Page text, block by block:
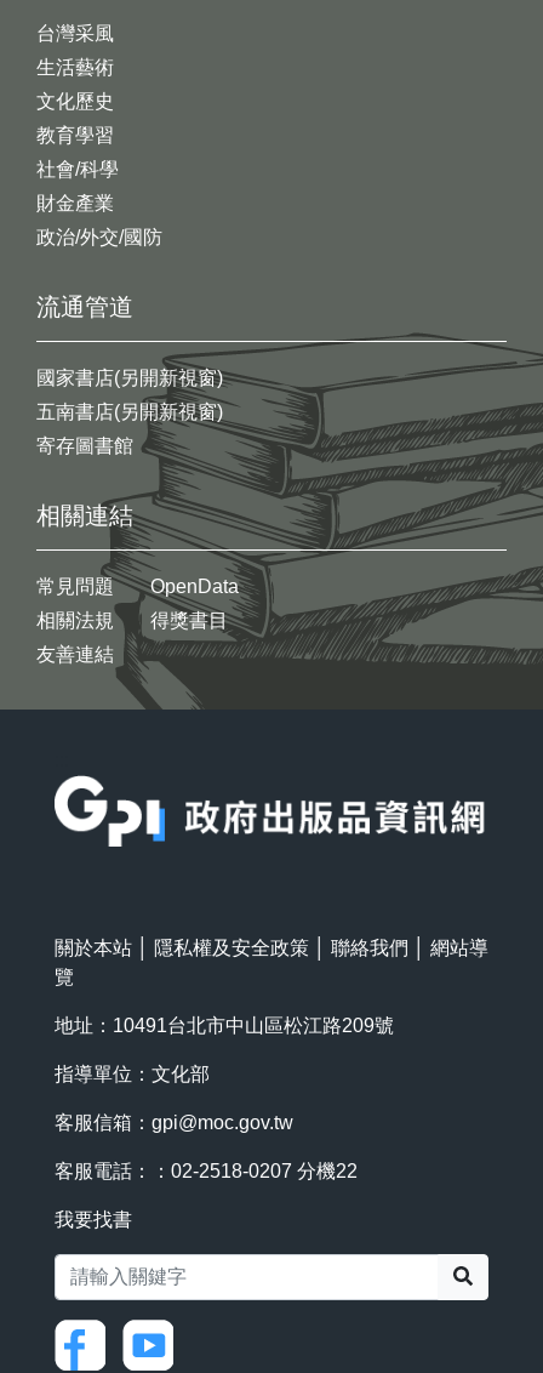
台灣采風
生活藝術
文化歷史
教育學習
社會/科學
財金產業
政治/外交/國防
流通管道
國家書店(另開新視窗)
五南書店(另開新視窗)
寄存圖書館
相關連結
常見問題
相關法規
友善連結
OpenData
得獎書目
關於本站 隱私權及安全政策 聯絡我們
網站導
覽
地址：10491台北市中山區松江路209號
指導單位：文化部
客服信箱： gpi@moc.gov.tw
客服電話：：02-2518-0207 分機22
我要找書